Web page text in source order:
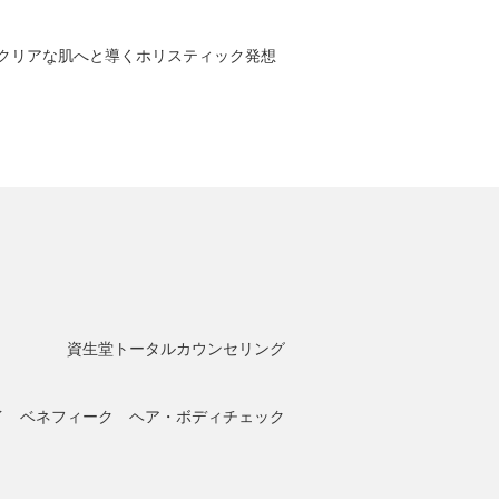
リアな肌へと導くホリスティック発想
資生堂トータルカウンセリング
ベネフィーク ヘア・ボディチェック